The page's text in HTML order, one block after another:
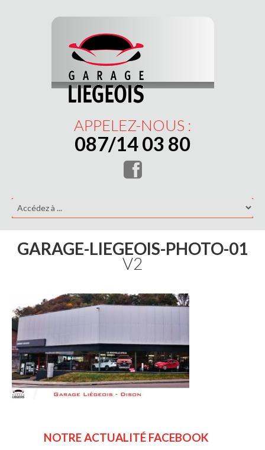
APPELEZ-NOUS :
087/14 03 80
GARAGE-LIEGEOIS-PHOTO-01
V2
NOTRE ACTUALITÉ FACEBOOK